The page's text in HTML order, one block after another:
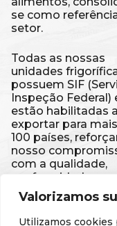
Valorizamos
Utilizamos cookies
se como
setor.
Todas as nossas
unidades
possuem SIF
Inspeção Federal)
estão habilitadas a
exportar para
100 países,
nosso
com a qualidade,
conformidade e
segurança de
produtos. Isso é a
Masterboi